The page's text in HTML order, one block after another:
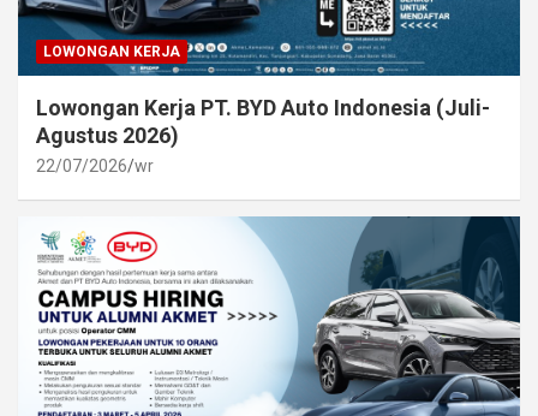
LOWONGAN KERJA
Lowongan Kerja PT. BYD Auto Indonesia (Juli-
Agustus 2026)
22/07/2026 wr